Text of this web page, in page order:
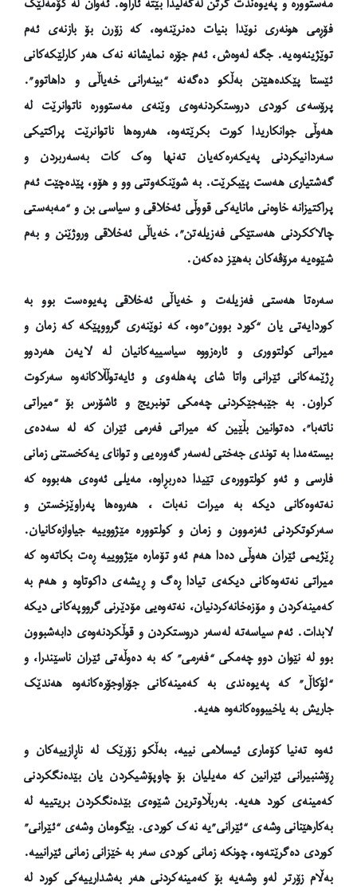
فۆڕمی هونەری نوێدا بنیات دەنرێنەوە، کە زۆرن بۆ بازنەی ئەم
توێژینەوەیە. جگە لەوەش، ئەم جۆرە نمایشانە نەک هەر کارلێکەکانی
ئێستا پێکدەهێنن بەڵکو دەگەنە “بینەرانی خەیاڵی و داهاتوو”.
پرۆسەی کوردی دروستکردنەوەی وێنەی مەستوورە ناتوانرێت لە
هەوڵی جوانکاریدا کورت بکرێتەوە، هەروەها ناتوانرێت پراکتیکی
سەردانیکردنی پەیکەرەکەیان تەنها وەک کات بەسەربردن و
گەشتیاری هەست پێبکرێت. بە شوێنکەوتنی وو و هۆو، پێدەچێت ئەم
پراکتیزانە خاوەنی مانایەکی قووڵی ئەخلاقی و سیاسی بن و “مەبەستی
چالاککردنی هەستێکی فەزیلەتن”، خەیاڵی ئەخلاقی وروژێنن و بەم
شێوەیە مرۆڤەکان بەهێز دەکەن.
سەرەتا هەستی فەزیلەت و خەیاڵی ئەخلاقی پەیوەست بوو بە
کوردایەتی یان “کورد بوون”ەوە، کە نوێنەری گرووپێکە کە زمان و
میراتی کولتووری و ئارەزووە سیاسییەکانیان لە لایەن هەردوو
ڕژێمەکانی ئێرانی واتا شای پەهلەوی و ئایەتوڵڵاکانەوە سەرکوت
کراون. بە جێبەجێکردنی چەمکی تونبریج و ئاشۆرس بۆ “میراتی
ناتەبا”، دەتوانین بڵێین کە میراتی فەرمی ئێران کە لە سەدەی
بیستەمدا بە توندی جەختی لەسەر گەورەیی و توانای یەکخستنی زمانی
فارسی و ئەو کولتوورەی تێیدا دەربڕاوە، مەیلی ئەوەی هەبووە کە
نەتەوەکانی دیکە بە میرات نەبات ، هەروەها پەراوێزخستن و
سەرکوتکردنی ئەزموون و زمان و کولتوورە مێژووییە جیاوازەکانیان.
ڕێژیمی ئێران هەوڵی دەدا هەم ئەو تۆمارە مێژووییە ڕەت بکاتەوە کە
میراتی نەتەوەکانی دیکەی تیادا ڕەگ و ڕیشەی داکوتاوە و هەم بە
کەمینەکردن و مۆزەخانەکردنیان، نەتەوەیی مۆدێرنی گرووپەکانی دیکە
لابدات. ئەم سیاسەتە لەسەر دروستکردن و قوڵکردنەوەی دابەشبوون
بوو لە نێوان دوو چەمکی “فەرمی” کە بە دەوڵەتی ئێران ناسێندرا، و
“لۆکاڵ” کە پەیوەندی بە کەمینەکانی جۆراوجۆرەکانەوە هەندێک
جاریش بە یاخیبووەکانەوە هەیە.
ئەوە تەنیا کۆماری ئیسلامی نییە، بەڵکو زۆرێک لە ناڕازییەکان و
ڕۆشنبیرانی ئێرانین کە مەیلیان بۆ چاوپۆشیکردن یان بێدەنگکردنی
کەمینەی کورد هەیە. بەربڵاوترین شێوەی بێدەنگکردن بریتییە لە
بەکارهێنانی وشەی “ئێرانی”یە نەک کوردی. بێگومان وشەی “ئێرانی”
کوردی دەگرێتەوە، چونکە زمانی کوردی سەر بە خێزانی زمانی ئێرانییە.
بەڵام زۆرتر لەو وشەیە بۆ کەمینەکردنی هەر بەشدارییەکی کورد لە